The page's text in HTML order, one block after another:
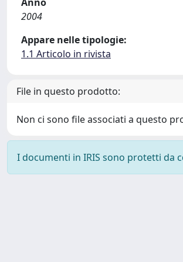
2004
Appare nelle tipologie:
1.1 Articolo in rivista
File in questo prodotto:
Non ci sono file associati a questo
I documenti in IRIS sono protetti da